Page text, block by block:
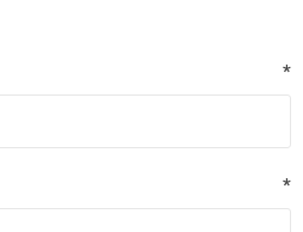
*
*